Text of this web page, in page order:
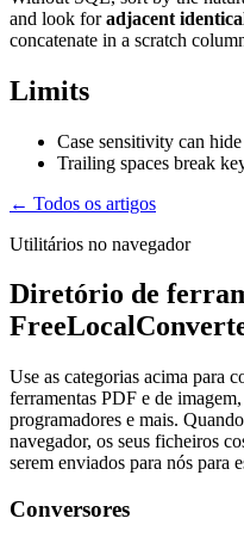
and look foradjacent
concatenate in a scratch
Limits
Case sensitivity can
Trailing spaces break
← Todos os artigos
Utilitários no navegador
Diretório de
Use as categorias acima para
ferramentas PDF e de
programadores e mais.
navegador, os seus ficheiros
serem enviados para nós para
Conversores